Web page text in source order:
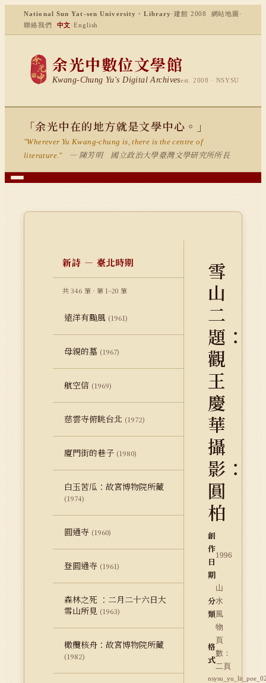
National Sun Yat-sen University · Library ·建館 2008 網站地圖 ·
聯絡我們
中文·English
余光中數位文學館
Kwang-Chung Yu's Digital Archivesest. 2008 · NSYSU
「余光中在的地方就是文學中心。」
"Wherever Yu Kwang-chung is, there is the centre of
literature."
— 陳芳明 國立政治大學臺灣文學研究所所長
新詩 — 臺北時期
共 346 筆 · 第 1–20 筆
遠洋有颱風 (1961)
母親的墓 (1967)
航空信 (1969)
慈雲寺俯眺台北 (1972)
廈門街的巷子 (1980)
白玉苦瓜：故宮博物院所藏
(1974)
圓通寺 (1960)
登圓通寺 (1961)
森林之死 ：二月二十六日大
雪山所見 (1963)
橄欖核舟：故宮博物院所藏
(1982)
雪
山
二
題：
觀
王
慶
華
攝
影：
圓
柏
創
作
日
期
1996
分
類
山
水
風
物
格
式
頁
數：
二頁